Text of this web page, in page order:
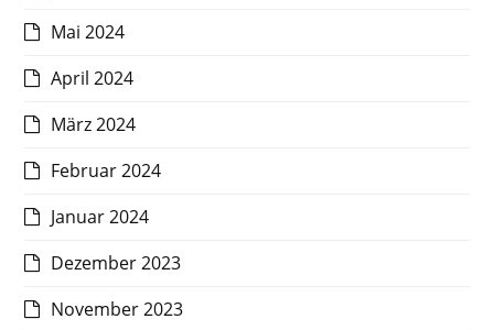
Mai 2024
April 2024
März 2024
Februar 2024
Januar 2024
Dezember 2023
November 2023